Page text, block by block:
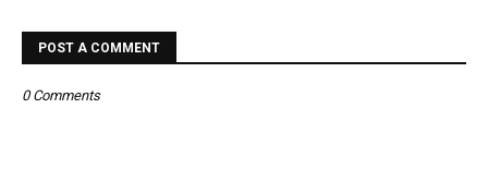
POST A COMMENT
0 Comments